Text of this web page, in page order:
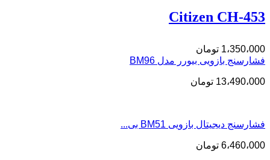
Citizen CH-453
1،350،000 تومان
فشارسنج بازویی بیورر مدل BM96
13،490،000 تومان
فشارسنج دیجیتال بازویی BM51 بی...
6،460،000 تومان